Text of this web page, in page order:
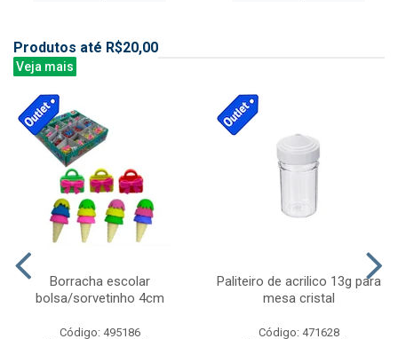
Produtos até R$20,00
Veja mais
Borracha escolar
bolsa/sorvetinho 4cm
Código: 495186
Paliteiro de acrilico 13g para
mesa cristal
Código: 471628